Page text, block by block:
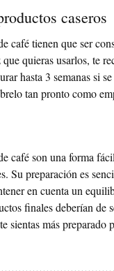
caseros
café tienen que ser
quieras usarlos, te
hasta 3 semanas si
tan pronto como
café son una forma
Su preparación es
en cuenta un
finales deberían
sientas más preparado